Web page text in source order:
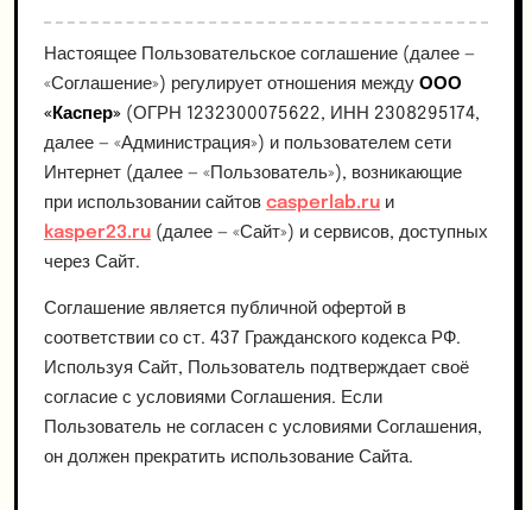
Настоящее Пользовательское соглашение (далее —
«Соглашение») регулирует отношения между ООО
«Каспер» (ОГРН 1232300075622, ИНН 2308295174,
далее — «Администрация») и пользователем сети
Интернет (далее — «Пользователь»), возникающие
при использовании сайтов casperlab.ru и
kasper23.ru (далее — «Сайт») и сервисов, доступных
через Сайт.
Соглашение является публичной офертой в
соответствии со ст. 437 Гражданского кодекса РФ.
Используя Сайт, Пользователь подтверждает своё
согласие с условиями Соглашения. Если
Пользователь не согласен с условиями Соглашения,
он должен прекратить использование Сайта.